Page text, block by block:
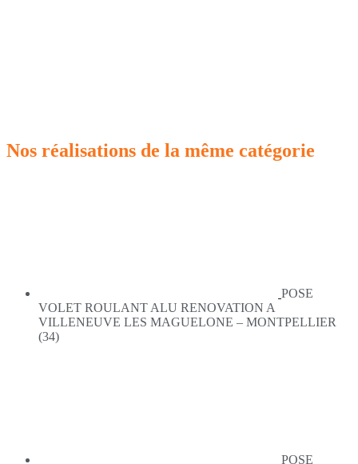
Nos réalisations de la même catégorie
POSE
VOLET ROULANT ALU RENOVATION A
VILLENEUVE LES MAGUELONE – MONTPELLIER
(34)
POSE